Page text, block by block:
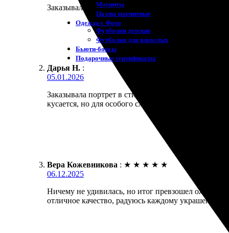
Магниты
Пазлы магнитные
Одежда с Фото
Футболки детские
Футболки для взрослых
Бьюти-боксы
Подарочные сертификаты
Заказывал модульную картину из трёх частей.
Дарья Н. :
05.01.2026
Заказывала портрет в стиле Dream Art для дочки.
кусается, но для особого случая можно.
Вера Кожевникова : ★ ★ ★ ★ ★
06.12.2025
Ничему не удивилась, но итог превзошел
отличное качество, радуюсь каждому украшению!